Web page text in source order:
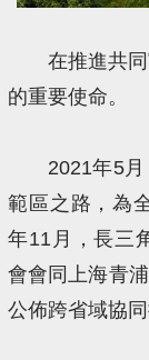
在推進共
的重要使命。
2021年5
範區之路，為
年11月，長三
會會同上海青
公佈跨省域協